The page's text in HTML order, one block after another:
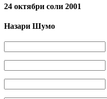
24 октябри соли 2001
Назари Шумо